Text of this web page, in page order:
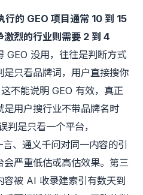
的 GEO 项目通常 10 到 15
激烈的行业则需要 2 到 4
GEO 没用，往往是判断方式
只看品牌词，用户直接搜你
不能说明 GEO 有效，真正
用户搜行业不带品牌名时
判是只看一个平台，
、通义千问对同一内容的引
严重低估或高估效果。第三
容被 AI 收录建索引有数天到